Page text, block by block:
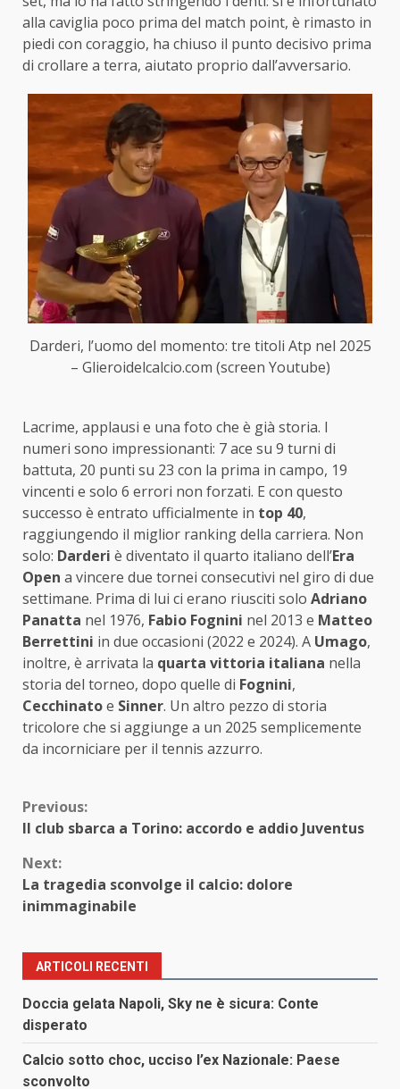
alla caviglia poco prima del match point, è rimasto in
piedi con coraggio, ha chiuso il punto decisivo prima
di crollare a terra, aiutato proprio dall’avversario.
Darderi, l’uomo del momento: tre titoli Atp nel 2025
– Glieroidelcalcio.com (screen Youtube)
Lacrime, applausi e una foto che è già storia. I
numeri sono impressionanti: 7 ace su 9 turni di
battuta, 20 punti su 23 con la prima in campo, 19
vincenti e solo 6 errori non forzati. E con questo
successo è entrato ufficialmente in top 40,
raggiungendo il miglior ranking della carriera. Non
solo: Darderi è diventato il quarto italiano dell’Era
Open a vincere due tornei consecutivi nel giro di due
settimane. Prima di lui ci erano riusciti solo Adriano
Panatta nel 1976, Fabio Fognini nel 2013 e Matteo
Berrettini in due occasioni (2022 e 2024). A Umago,
inoltre, è arrivata la quarta vittoria italiana nella
storia del torneo, dopo quelle di Fognini,
Cecchinatoe Sinner. Un altro pezzo di storia
tricolore che si aggiunge a un 2025 semplicemente
da incorniciare per il tennis azzurro.
Continue
Previous:
Il club sbarca a Torino: accordo e addio Juventus
Next:
La tragedia sconvolge il calcio: dolore
inimmaginabile
ARTICOLI RECENTI
Doccia gelata Napoli, Sky ne è sicura: Conte
disperato
Calcio sotto choc, ucciso l’ex Nazionale: Paese
sconvolto